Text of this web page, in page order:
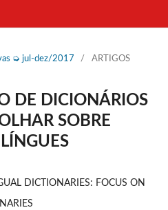
➭ jul-dez/2017
/ ARTIGOS
DE DICIONÁRIOS
SOBRE
DICTIONARIES: FOCUS ON